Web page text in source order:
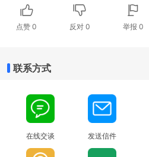
点赞0 反对 0 举报 0
联系方式
在线交谈 发送信件